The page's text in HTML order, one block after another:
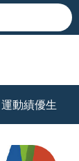
運動績優生